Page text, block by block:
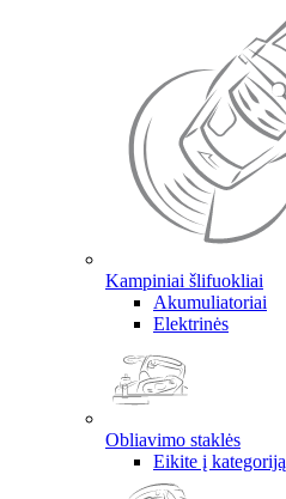
Kampiniai šlifuokliai
Akumuliatoriai
Elektrinės
Obliavimo staklės
Eikite į kategoriją